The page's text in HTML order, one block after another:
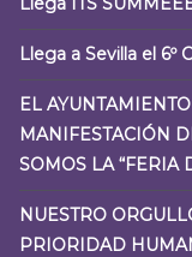
Llega a Sevilla el 6º
EL
MANIFESTACIÓN
SOMOS LA “FERIA
NUESTRO
PRIORIDAD